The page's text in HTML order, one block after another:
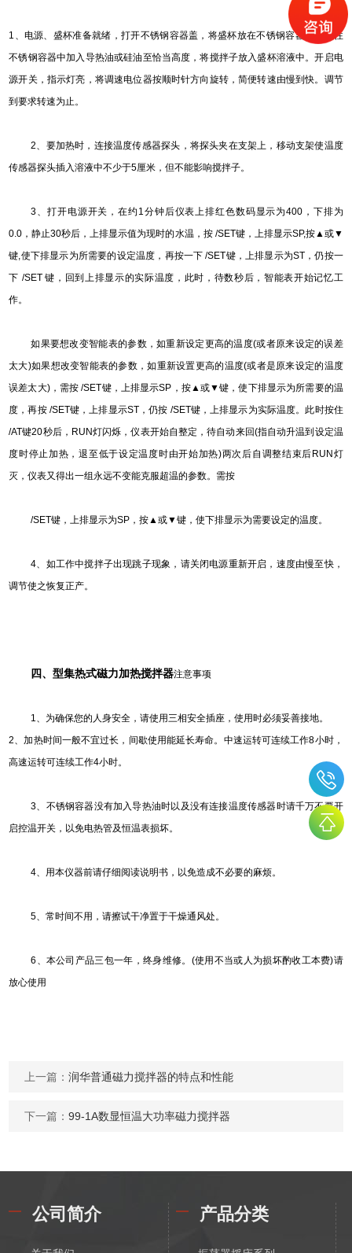
1
、电源、盛杯准备就绪，打开不锈钢容器盖，将盛杯放在不锈钢容器中间，往
不锈钢容器中加入导热油或硅油至恰当高度，将搅拌子放入盛杯溶液中。开启电
源开关，指示灯亮，将调速电位器按顺时针方向旋转，简便转速由慢到快。调节
到要求转速为止。
2 、要加热时，连接温度传感器探头，将探头夹在支架上，移动支架使温度
传感器探头插入溶液中不少于5厘米，但不能影响搅拌子。
3 、打开电源开关，在约1分钟后仪表上排红色数码显示为400，下排为
0.0，静止30秒后，上排显示值为现时的水温，按 /SET键，上排显示SP,按▲或▼
键,使下排显示为所需要的设定温度，再按一下 /SET键，上排显示为ST，仍按一
下 /SET 键，回到上排显示的实际温度，此时，待数秒后，智能表开始记忆工
作。
如果要想改变智能表的参数，如重新设定更高的温度(或者原来设定的误差
太大)如果想改变智能表的参数，如重新设置更高的温度(或者是原来设定的温度
误差太大)，需按 /SET键，上排显示SP，按▲或▼键，使下排显示为所需要的温
度，再按 /SET键，上排显示ST，仍按 /SET键，上排显示为实际温度。此时按住
/AT键20秒后，RUN灯闪烁，仪表开始自整定，待自动来回(指自动升温到设定温
度时停止加热，退至低于设定温度时由开始加热)两次后自调整结束后RUN灯
灭，仪表又得出一组永远不变能克服超温的参数。需按
/SET键，上排显示为SP，按▲或▼键，使下排显示为需要设定的温度。
4 、如工作中搅拌子出现跳子现象，请关闭电源重新开启，速度由慢至快，
调节使之恢复正产。
四、型集热式磁力加热搅拌器注意事项
1
、为确保您的人身安全，请使用三相安全插座，使用时必须妥善接地。
2、加热时间一般不宜过长，间歇使用能延长寿命。中速运转可连续工作8小时，
高速运转可连续工作4小时。
3 、不锈钢容器没有加入导热油时以及没有连接温度传感器时请千万不要开
启控温开关，以免电热管及恒温表损坏。
4 、用本仪器前请仔细阅读说明书，以免造成不必要的麻烦。
5 、常时间不用，请擦试干净置于干燥通风处。
6 、本公司产品三包一年，终身维修。(使用不当或人为损坏酌收工本费)请
放心使用
上一篇：润华普通磁力搅拌器的特点和性能
下一篇：99-1A数显恒温大功率磁力搅拌器
公司简介 产品分类